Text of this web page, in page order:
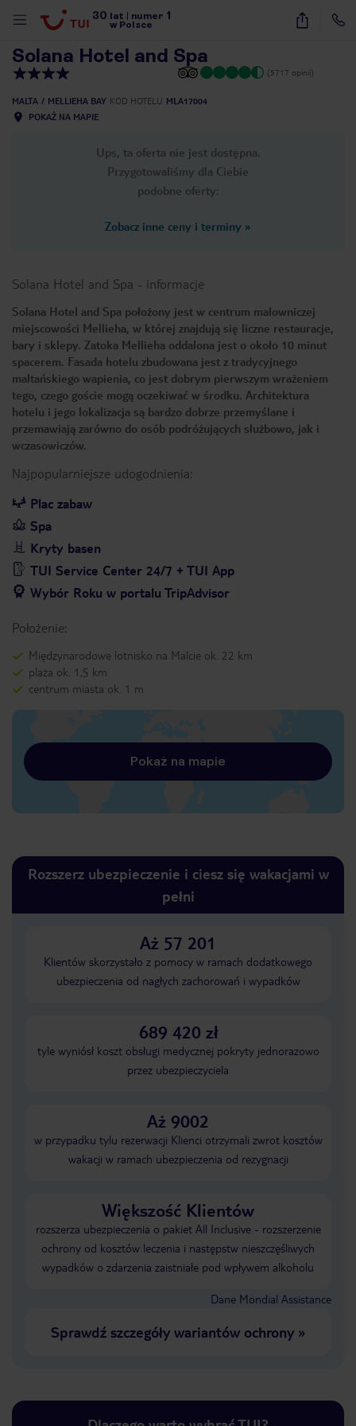
30 lat numer 1
w Polsce
46
Solana Hotel and Spa
(5717 opinii)
MALTA MELLIEHA BAY KOD HOTELU MLA17004
POKAŻ NA MAPIE
Ups, ta oferta nie jest dostępna.
Przygotowaliśmy dla Ciebie
podobne oferty:
Zobacz inne ceny i terminy »
Solana Hotel and Spa - informacje
Solana Hotel and Spa położony jest w centrum malowniczej
miejscowości Mellieha, w której znajdują się liczne restauracje,
bary i sklepy. Zatoka Mellieha oddalona jest o około 10 minut
spacerem. Fasada hotelu zbudowana jest z tradycyjnego
maltańskiego wapienia, co jest dobrym pierwszym wrażeniem
tego, czego goście mogą oczekiwać w środku. Architektura
hotelu i jego lokalizacja są bardzo dobrze przemyślane i
przemawiają zarówno do osób podróżujących służbowo, jak i
wczasowiczów.
Najpopularniejsze udogodnienia:
Plac zabaw
Spa
Kryty basen
TUI Service Center 24/7 + TUI App
Wybór Roku w portalu TripAdvisor
Położenie:
Międzynarodowe lotnisko na Malcie ok. 22 km
plaża ok. 1,5 km
centrum miasta ok. 1 m
Pokaż na mapie
Rozszerz ubezpieczenie i ciesz się wakacjami w
pełni
Aż 57 201
Klientów skorzystało z pomocy w ramach dodatkowego
ubezpieczenia od nagłych zachorowań i wypadków
689 420 zł
tyle wyniósł koszt obsługi medycznej pokryty jednorazowo
przez ubezpieczyciela
Aż 9002
w przypadku tylu rezerwacji Klienci otrzymali zwrot kosztów
wakacji w ramach ubezpieczenia od rezygnacji
Większość Klientów
rozszerza ubezpieczenia o pakiet All Inclusive - rozszerzenie
ochrony od kosztów leczenia i następstw nieszczęśliwych
wypadków o zdarzenia zaistniałe pod wpływem alkoholu
Dane Mondial Assistance
Sprawdź szczegóły wariantów ochrony»